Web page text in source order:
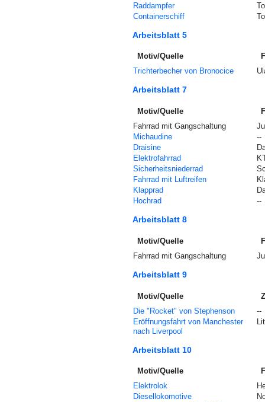
Raddampfer
Containerschiff
Arbeitsblatt 5
Motiv/Quelle
Trichterbecher von Bronocice
Arbeitsblatt 7
Motiv/Quelle
Fahrrad mit Gangschaltung
Michaudine
--
Draisine
Elektrofahrrad
Sicherheitsniederrad
Fahrrad mit Luftreifen
Klapprad
Hochrad
--
Arbeitsblatt 8
Motiv/Quelle
Fahrrad mit Gangschaltung
Arbeitsblatt 9
Motiv/Quelle
Die "Rocket" von Stephenson
--
Eröffnungsfahrt von Manchester
nach Liverpool
Arbeitsblatt 10
Motiv/Quelle
Elektrolok
Diesellokomotive